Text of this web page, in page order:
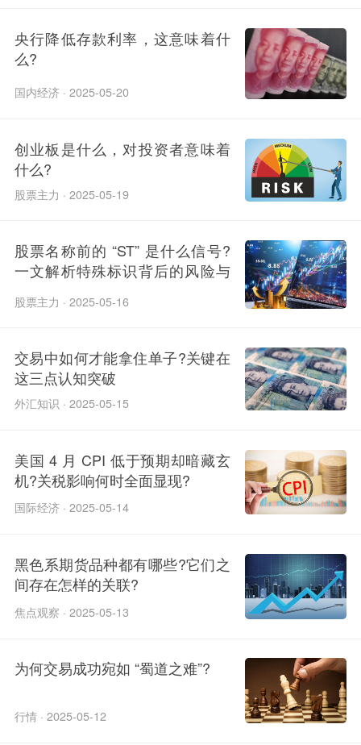
央行降低存款利率，这意味着什
么?
国内经济 · 2025-05-20
创业板是什么，对投资者意味着
什么?
股票主力 · 2025-05-19
股票名称前的 “ST” 是什么信号?
一文解析特殊标识背后的风险与
股票主力 · 2025-05-16
交易中如何才能拿住单子?关键在
这三点认知突破
外汇知识 · 2025-05-15
美国 4 月 CPI 低于预期却暗藏玄
机?关税影响何时全面显现?
国际经济 · 2025-05-14
黑色系期货品种都有哪些?它们之
间存在怎样的关联?
焦点观察 · 2025-05-13
为何交易成功宛如 “蜀道之难”?
行情 · 2025-05-12